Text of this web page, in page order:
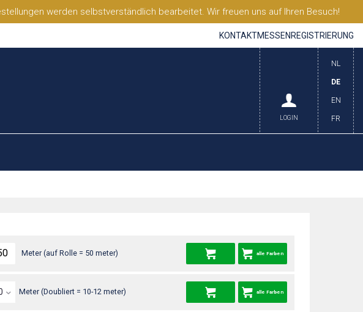
werden selbstverständlich bearbeitet. Wir freuen uns auf Ihren Besuch!
KONTAKTMESSEN REGISTRIERUNG
NL
DE
EN
FR
LOGIN
Meter (auf Rolle = 50 meter) alle Farben
Meter (Doubliert = 10-12 meter) alle Farben